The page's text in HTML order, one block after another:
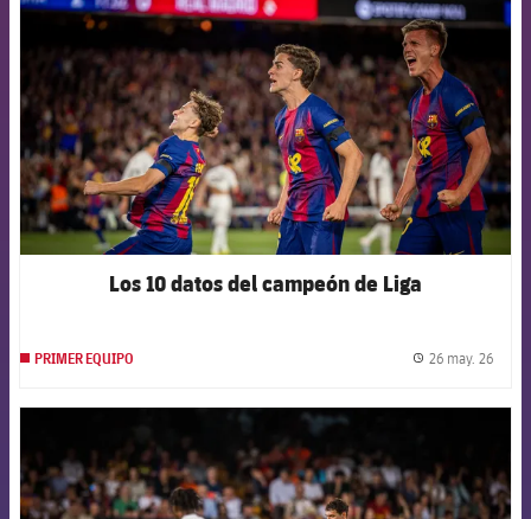
Los 10 datos del campeón de Liga
PRIMER EQUIPO 26 may. 26
FCB Barcelona badge